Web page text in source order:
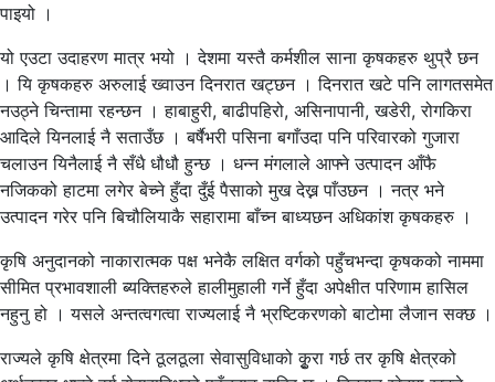
पाइयो ।
यो एउटा उदाहरण मात्र भयो । देशमा यस्तै कर्मशील साना कृषकहरु थुप्रै छन
। यि कृषकहरु अरुलाई ख्वाउन दिनरात खट्छन । दिनरात खटे पनि लागतसमेत
नउठ्ने चिन्तामा रहन्छन । हाबाहुरी, बाढीपहिरो, असिनापानी, खडेरी, रोगकिरा
आदिले यिनलाई नै सताउँछ । बर्षैभरी पसिना बगाँउदा पनि परिवारको गुजारा
चलाउन यिनैलाई नै सँधै धौधौ हुन्छ । धन्न मंगलाले आफ्ने उत्पादन आँफै
नजिकको हाटमा लगेर बेच्ने हुँदा दुँई पैसाको मुख देख्न पाँउछन । नत्र भने
उत्पादन गरेर पनि बिचौलियाकै सहारामा बाँच्न बाध्यछन अधिकांश कृषकहरु ।
कृषि अनुदानको नाकारात्मक पक्ष भनेकै लक्षित वर्गको पहुँचभन्दा कृषकको नाममा
सीमित प्रभावशाली ब्यक्तिहरुले हालीमुहाली गर्ने हुँदा अपेक्षीत परिणाम हासिल
नहुनु हो । यसले अन्तत्वगत्वा राज्यलाई नै भ्रष्टिकरणको बाटोमा लैजान सक्छ ।
राज्यले कृषि क्षेत्रमा दिने ठूलठूला सेवासुविधाको कृुरा गर्छ तर कृषि क्षेत्रको